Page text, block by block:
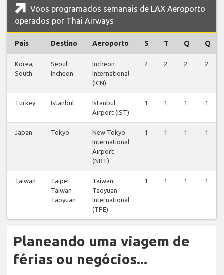
Voos programados semanais de LAX Aeroporto
operados por Thai Airways
País Destino Aeroporto S T Q Q
Korea,
South
Seoul
Incheon
Incheon
International
(ICN)
2 2 2 2
Turkey Istanbul
Istanbul
Airport (IST)
1 1 1 1
Japan Tokyo
New Tokyo
International
Airport
(NRT)
1 1 1 1
Taiwan
Taipei
Taiwan
Taoyuan
Taiwan
Taoyuan
International
(TPE)
1 1 1 1
Planeando uma viagem de
férias ou negócios...